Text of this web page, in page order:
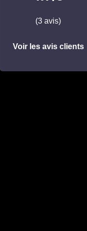
(3 avis)
Voir les avis clients